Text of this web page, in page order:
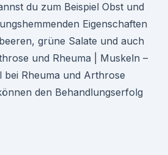
du zum Beispiel Obst und
Eigenschaften
grüne Salate und auch
und Rheuma | Muskeln –
bei Rheuma und Arthrose
den Behandlungserfolg